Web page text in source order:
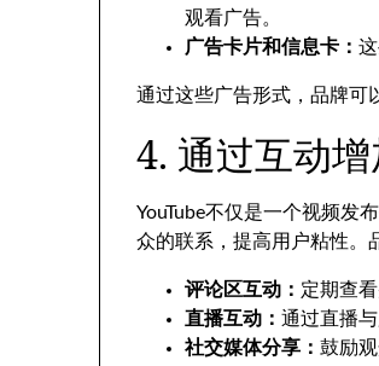
观看广告。
广告卡片和信息卡：
通过这些广告形式，品牌可
4. 通过互动
YouTube不仅是一个视频发
众的联系，提高用户粘性。
评论区互动： 定期查
直播互动： 通过直播
社交媒体分享： 鼓励